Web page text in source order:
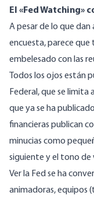
El «Fed Watching»
A pesar de lo que
encuesta, parece
embelesado con las
Todos los ojos están
Federal, que se limita
que ya se ha
financieras publican
minucias como
siguiente y el tono de
Ver la Fed se ha
animadoras, equipos